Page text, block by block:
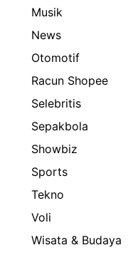
Musik
News
Otomotif
Racun Shopee
Selebritis
Sepakbola
Showbiz
Sports
Tekno
Voli
Wisata & Budaya